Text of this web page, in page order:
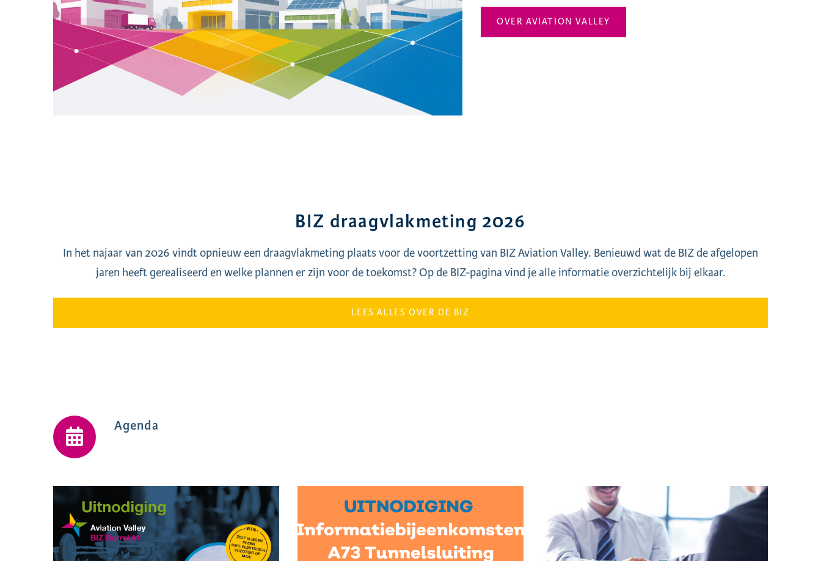
OVER AVIATION VALLEY
BIZ draagvlakmeting 2026
In het najaar van 2026 vindt opnieuw een draagvlakmeting plaats voor de voortzetting van BIZ Aviation Valley. Benieuwd wat de BIZ de afgelopen
jaren heeft gerealiseerd en welke plannen er zijn voor de toekomst? Op de BIZ-pagina vind je alle informatie overzichtelijk bij elkaar.
LEES ALLES OVER DE BIZ
Agenda